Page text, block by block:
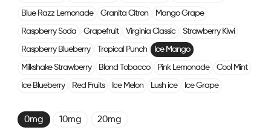
Blue Razz Lemonade Granita Citron Mango Grape
Raspberry Soda Grapefruit Virginia Classic Strawberry Kiwi
Raspberry Blueberry Tropical Punch Ice Mango
Milkshake Strawberry Blond Tobacco Pink Lemonade Cool Mint
Ice Blueberry Red Fruits Ice Melon Lush ice Ice Grape
0mg 10mg 20mg